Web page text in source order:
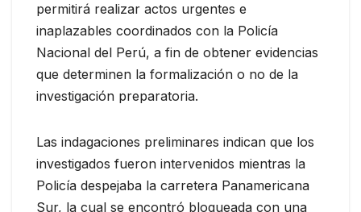
permitirá realizar actos urgentes e
inaplazables coordinados con la Policía
Nacional del Perú, a fin de obtener evidencias
que determinen la formalización o no de la
investigación preparatoria.
Las indagaciones preliminares indican que los
investigados fueron intervenidos mientras la
Policía despejaba la carretera Panamericana
Sur, la cual se encontró bloqueada con una